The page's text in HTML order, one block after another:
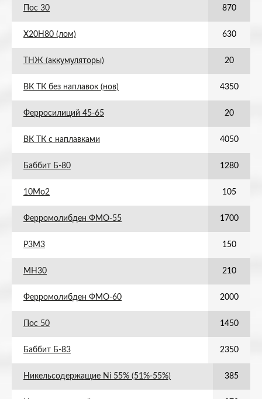
Пос 30 870
Х20Н80 (лом) 630
ТНЖ (аккумуляторы) 20
ВК ТК без наплавок (нов) 4350
Ферросилиций 45-65 20
ВК ТК с наплавками 4050
Баббит Б-80 1280
10Мо2 105
Ферромолибден ФМО-55 1700
Р3М3 150
МН30 210
Ферромолибден ФМО-60 2000
Пос 50 1450
Баббит Б-83 2350
Никельсодержащие Ni 55% (51%-55%) 385